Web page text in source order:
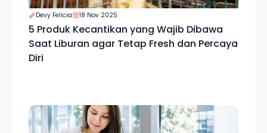
Devy Felicia 18 Nov 2025
5 Produk Kecantikan yang Wajib Dibawa
Saat Liburan agar Tetap Fresh dan Percaya
Diri